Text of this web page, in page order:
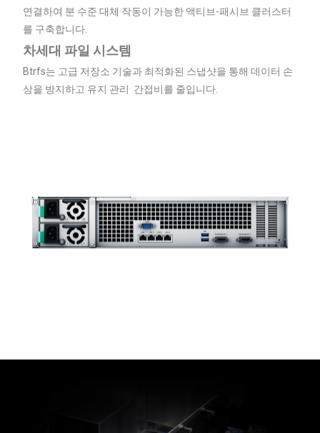
연결하여 분 수준 대체 작동이 가능한 액티브-패시브 클러스터
를 구축합니다.
차세대 파일 시스템
Btrfs는 고급 저장소 기술과 최적화된 스냅샷을 통해 데이터 손
상을 방지하고 유지 관리 간접비를 줄입니다.